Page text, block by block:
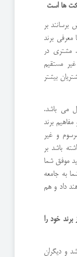
ها است
بر
معرفی برند
مشتری در
مستقیم
بیشتر
می باشد.
برند
و غیر
باشد بر
موفق شما
به جامعه
داد و هم
برند خود را
و دیگران